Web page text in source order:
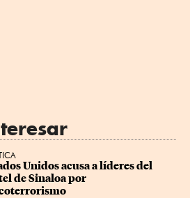
Unidos acusa a líderes del
de Sinaloa por